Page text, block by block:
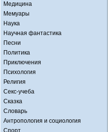
Медицина
Мемуары
Наука
Научная фантастика
Песни
Политика
Приключения
Психология
Религия
Секс-учеба
Сказка
Словарь
Антропология и социология
Спорт